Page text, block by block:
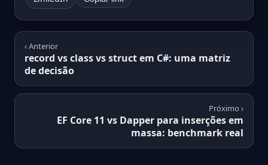
‹ Anterior
record vs class vs struct em C#: uma matriz
de decisão
Próximo ›
EF Core 11 vs Dapper para inserções em
massa: benchmark real